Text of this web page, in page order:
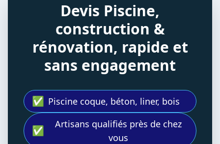
Devis Piscine,
construction &
rénovation, rapide et
sans engagement
✅ Piscine coque, béton, liner, bois
✅
Artisans qualifiés près de chez
vous